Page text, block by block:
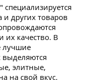
и других товаров
качество. В
лучшие
выделяются
элитные,
на свой вкус.